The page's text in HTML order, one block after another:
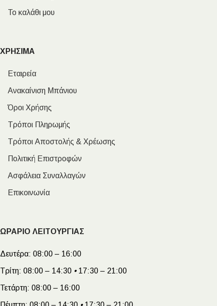
Το καλάθι μου
ΧΡΗΣΙΜΑ
Εταιρεία
Ανακαίνιση Μπάνιου
Όροι Χρήσης
Τρόποι Πληρωμής
Τρόποι Αποστολής & Χρέωσης
Πολιτική Επιστροφών
Ασφάλεια Συναλλαγών
Επικοινωνία
ΩΡΑΡΙΟ ΛΕΙΤΟΥΡΓΙΑΣ
Δευτέρα: 08:00 – 16:00
Τρίτη: 08:00 – 14:30 •17:30 – 21:00
Τετάρτη: 08:00 – 16:00